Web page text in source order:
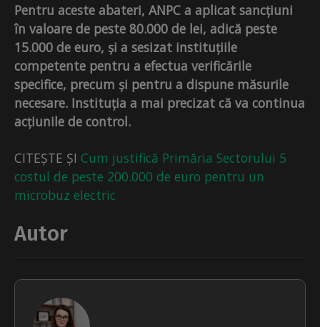
Pentru aceste abateri, ANPC a aplicat sancțiuni
în valoare de peste 80.000 de lei, adică peste
15.000 de euro, și a sesizat instituțiile
competente pentru a efectua verificările
specifice, precum și pentru a dispune măsurile
necesare. Instituția a mai precizat că va continua
acțiunile de control.
CITEȘTE ȘI Cum justifică Primăria Sectorului 5
costul de peste 200.000 de euro pentru un
microbuz electric
Autor